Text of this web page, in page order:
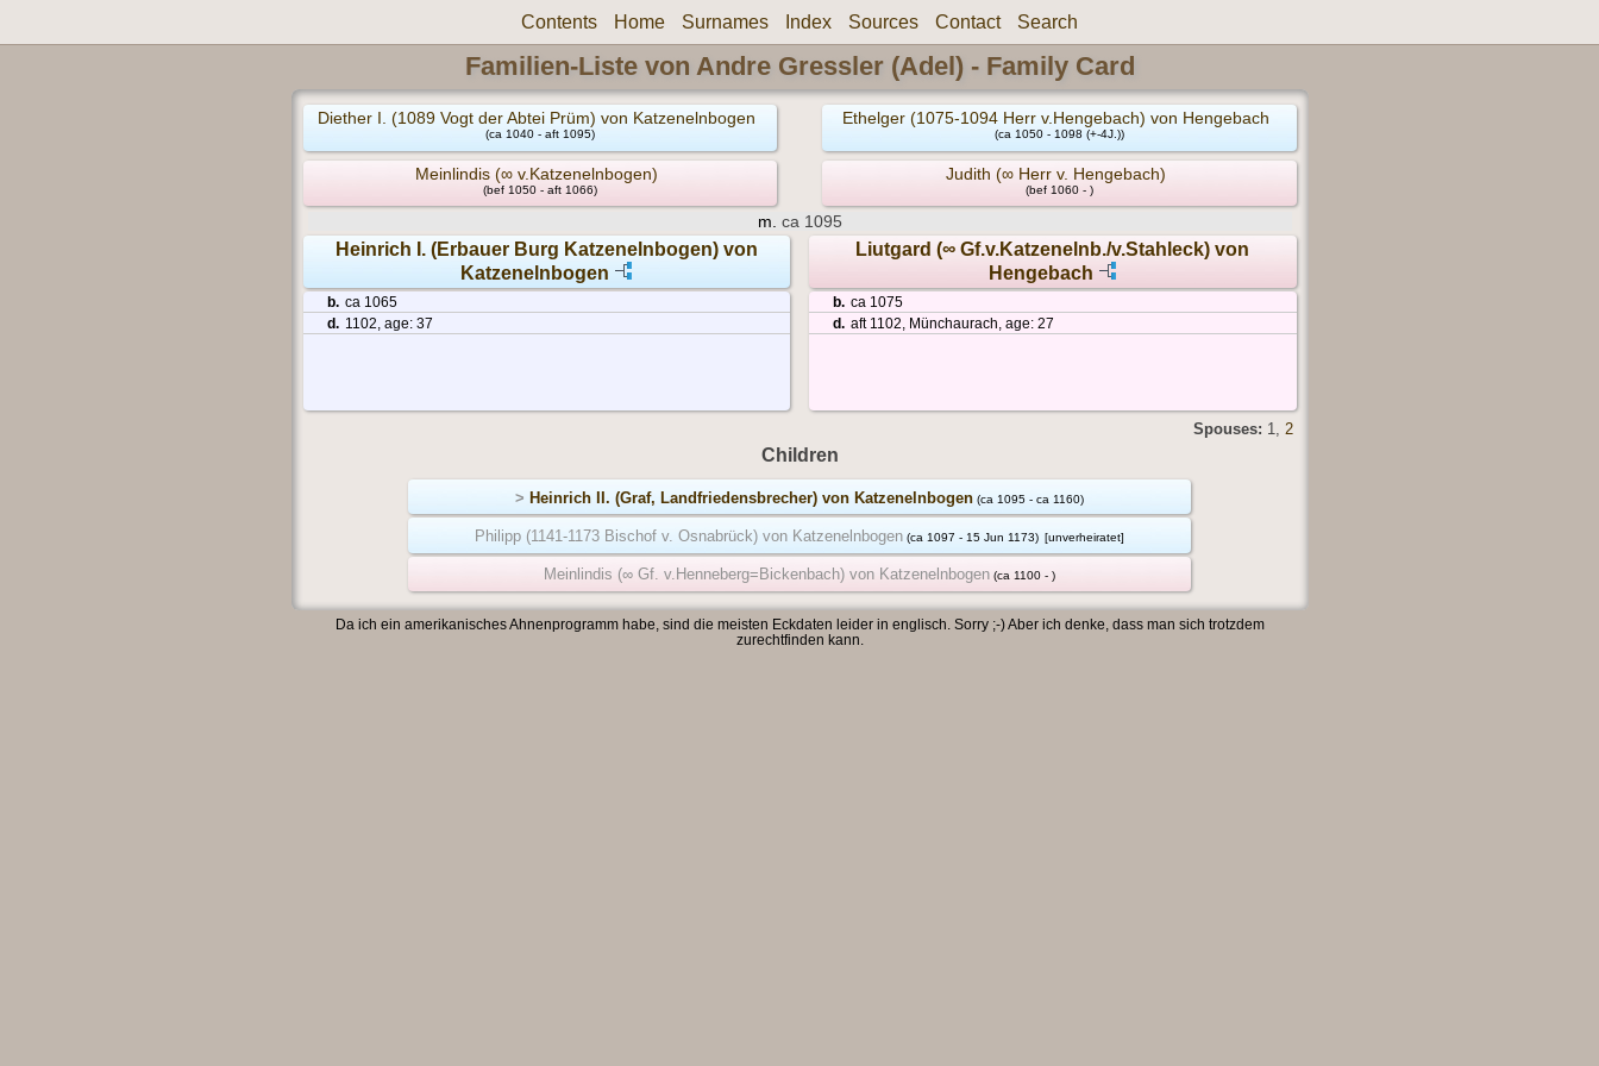
Contents Home Surnames Index Sources Contact Search
Familien-Liste von Andre Gressler (Adel) - Family Card
Diether I. (1089 Vogt der Abtei Prüm) von Katzenelnbogen
(ca 1040 - aft 1095)
Ethelger (1075-1094 Herr v.Hengebach) von Hengebach
(ca 1050 - 1098 (+-4J.))
Meinlindis (∞ v.Katzenelnbogen)
(bef 1050 - aft 1066)
Judith (∞ Herr v. Hengebach)
(bef 1060 - )
m. ca 1095
Heinrich I. (Erbauer Burg Katzenelnbogen) von
Katzenelnbogen
Liutgard (∞ Gf.v.Katzenelnb./v.Stahleck) von
Hengebach
b. ca 1065
d. 1102, age: 37
b. ca 1075
d. aft 1102, Münchaurach, age: 27
Spouses: 1, 2
Children
> Heinrich II. (Graf, Landfriedensbrecher) von Katzenelnbogen (ca 1095 - ca 1160)
Philipp (1141-1173 Bischof v. Osnabrück) von Katzenelnbogen (ca 1097 - 15 Jun 1173) [unverheiratet]
Meinlindis (∞ Gf. v.Henneberg=Bickenbach) von Katzenelnbogen (ca 1100 - )
Da ich ein amerikanisches Ahnenprogramm habe, sind die meisten Eckdaten leider in englisch. Sorry ;-) Aber ich denke, dass man sich trotzdem
zurechtfinden kann.